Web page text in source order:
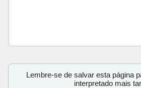
Lembre-se de salvar esta página
interpretado mais